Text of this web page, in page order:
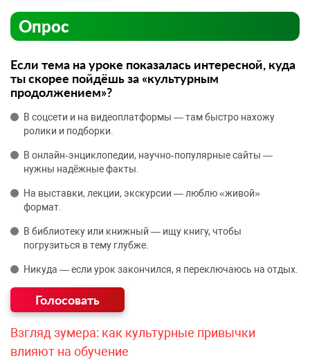
Опрос
Если тема на уроке показалась интересной, куда
ты скорее пойдёшь за «культурным
продолжением»?
В соцсети и на видеоплатформы — там быстро нахожу
ролики и подборки.
В онлайн‑энциклопедии, научно‑популярные сайты —
нужны надёжные факты.
На выставки, лекции, экскурсии — люблю «живой»
формат.
В библиотеку или книжный — ищу книгу, чтобы
погрузиться в тему глубже.
Никуда — если урок закончился, я переключаюсь на отдых.
Взгляд зумера: как культурные привычки
влияют на обучение